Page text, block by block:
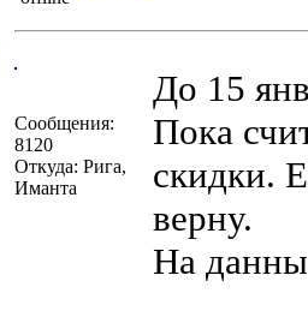
Сообщения:
8120
Откуда: Рига,
Иманта
До 15
Пока
скидки.
верну.
На